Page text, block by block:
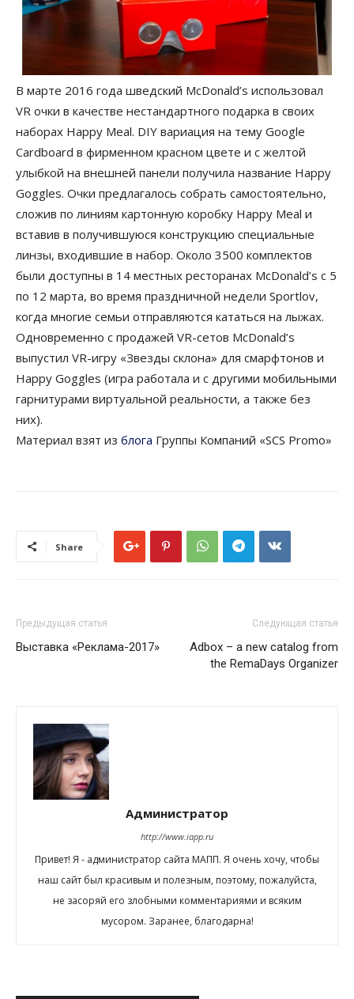
В марте 2016 года шведский McDonald’s использовал
VR очки в качестве нестандартного подарка в своих
наборах Happy Meal. DIY вариация на тему Google
Cardboard в фирменном красном цвете и с желтой
улыбкой на внешней панели получила название Happy
Goggles. Очки предлагалось собрать самостоятельно,
сложив по линиям картонную коробку Happy Meal и
вставив в получившуюся конструкцию специальные
линзы, входившие в набор. Около 3500 комплектов
были доступны в 14 местных ресторанах McDonald’s с 5
по 12 марта, во время праздничной недели Sportlov,
когда многие семьи отправляются кататься на лыжах.
Одновременно с продажей VR-сетов McDonald’s
выпустил VR-игру «Звезды склона» для смарфтонов и
Happy Goggles (игра работала и с другими мобильными
гарнитурами виртуальной реальности, а также без
них).
Материал взят из блога Группы Компаний «SCS Promo»
Share
Предыдущая статья
Выставка «Реклама-2017»
Следующая статья
Adbox – a new catalog from
the RemaDays Оrganizer
Администратор
http://www.iapp.ru
Привет! Я - администратор сайта МАПП. Я очень хочу, чтобы
наш сайт был красивым и полезным, поэтому, пожалуйста,
не засоряй его злобными комментариями и всяким
мусором. Заранее, благодарна!